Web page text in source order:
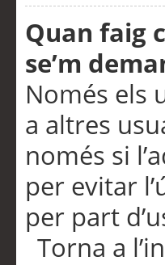
Quan faig
se’m
Només els
a altres
només si
per evitar
per part
Torna a